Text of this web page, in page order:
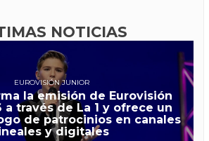
NOTICIAS
EUROVISIÓN JUNIOR
la emisión de Eurovisión
a través de La 1 y ofrece un
de patrocinios en canales
y digitales